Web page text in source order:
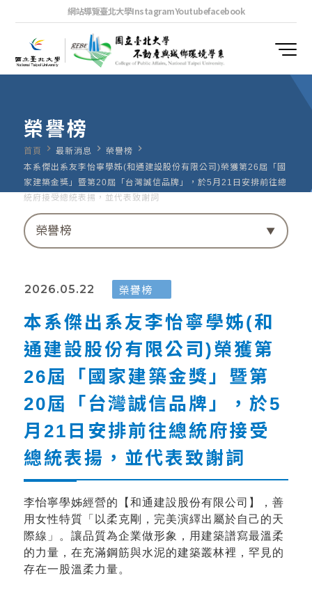
網站導覽臺北大學InstagramYoutubefacebook
榮譽榜
首頁 navigate_next 最新消息 navigate_next 榮譽榜 navigate_next
本系傑出系友李怡寧學姊(和通建設股份有限公司)榮獲第26屆「國
家建築金獎」暨第20屆「台灣誠信品牌」，於5月21日安排前往總
統府接受總統表揚，並代表致謝詞
榮譽榜
2026.05.22 榮譽榜
本系傑出系友李怡寧學姊(和
通建設股份有限公司)榮獲第
26屆「國家建築金獎」暨第
20屆「台灣誠信品牌」，於5
月21日安排前往總統府接受
總統表揚，並代表致謝詞
李怡寧學姊經營的【和通建設股份有限公司】，善
用女性特質「以柔克剛，完美演繹出屬於自己的天
際線」。讓品質為企業做形象，用建築譜寫最溫柔
的力量，在充滿鋼筋與水泥的建築叢林裡，罕見的
存在一股溫柔力量。